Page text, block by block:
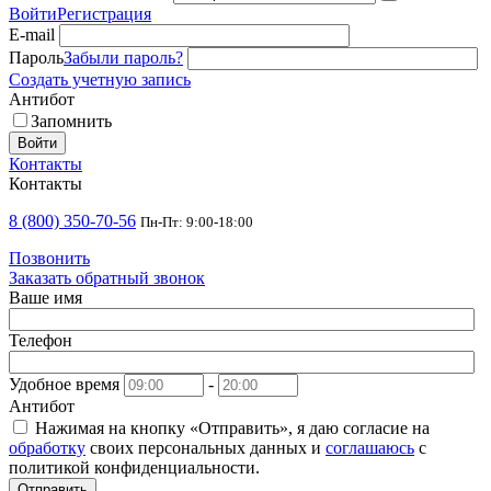
ВойтиРегистрация
E-mail
ПарольЗабыли пароль?
Создать учетную запись
Антибот
Запомнить
Войти
Контакты
Контакты
8 (800) 350-70-56 Пн-Пт: 9:00-18:00
Позвонить
Заказать обратный звонок
Ваше имя
Телефон
Удобное время
-
Антибот
Нажимая на кнопку «Отправить», я даю согласие на
обработку своих персональных данных и соглашаюсь с
политикой конфиденциальности.